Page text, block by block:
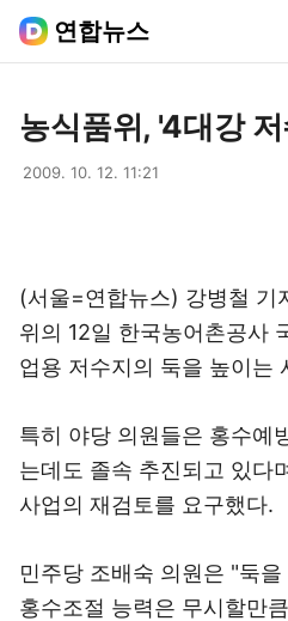
연합뉴스
농식품위, '4대강
2009. 10. 12. 11:21
(서울=연합뉴스) 강병철 기
위의 12일 한국농어촌공사
업용 저수지의 둑을 높이는
특히 야당 의원들은 홍수예
는데도 졸속 추진되고 있다
사업의 재검토를 요구했다.
민주당 조배숙 의원은 "둑
홍수조절 능력은 무시할만